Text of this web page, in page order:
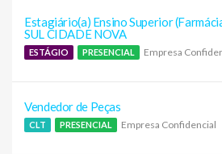
Estagiário(a) Ensino Superior
SUL CIDADE NOVA
ESTÁGIO PRESENCIAL Empresa
Vendedor de Peças
CLT PRESENCIAL Empresa Confidencial